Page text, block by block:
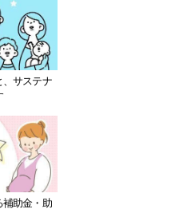
サステナ
助金・助